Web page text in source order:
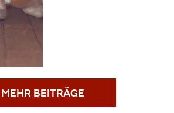
MEHR BEITRÄGE